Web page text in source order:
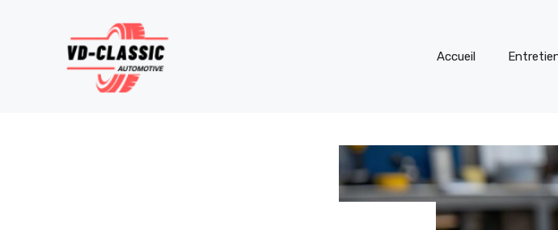
Accueil